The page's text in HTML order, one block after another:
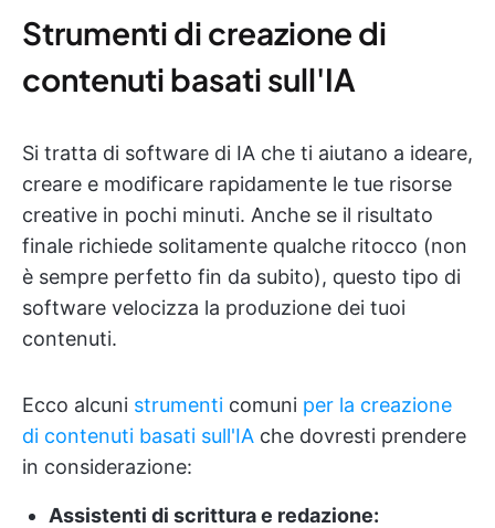
Strumenti di creazione di
contenuti basati sull'IA
Si tratta di software di IA che ti aiutano a ideare,
creare e modificare rapidamente le tue risorse
creative in pochi minuti. Anche se il risultato
finale richiede solitamente qualche ritocco (non
è sempre perfetto fin da subito), questo tipo di
software velocizza la produzione dei tuoi
contenuti.
Ecco alcuni strumenti comuni per la creazione
di contenuti basati sull'IA che dovresti prendere
in considerazione:
Assistenti di scrittura e redazione: